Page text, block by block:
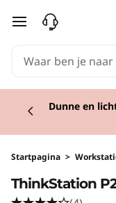
T
k
S
Ga naar de
Dunne en
Startpagina >
ThinkStation